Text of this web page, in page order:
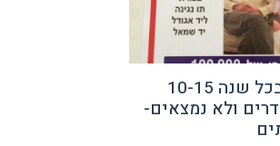
הנעלמים: בכל שנה 10-15
ולא נמצאים-